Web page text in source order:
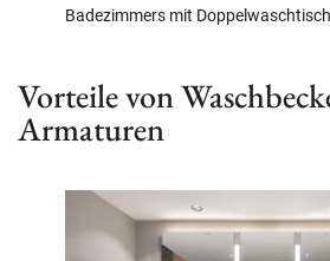
Badezimmers mit
Vorteile von
Armaturen